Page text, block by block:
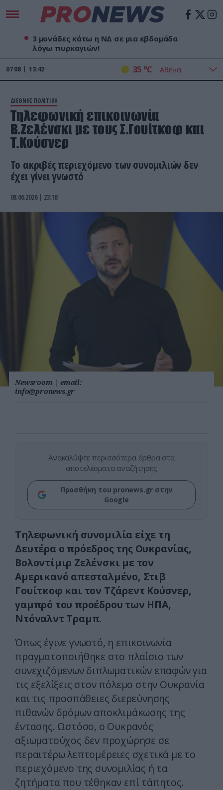
3 μονάδες κάτω η ΝΔ σε μια εβδομάδα
λόγω πυρκαγιών!
07 08 13:42 35 oC
ΔΙΕΘΝΗΣ ΠΟΛΙΤΙΚΗ
Τηλεφωνική επικοινωνία
Β.Ζελένσκι με τους Σ.Γουίτκοφ και
Τ.Κούσνερ
Το ακριβές περιεχόμενο των συνομιλιών δεν
έχει γίνει γνωστό
08.06.2026 | 23:18
Newsroom | email:
info@pronews.gr
Ανακαλύψτε περισσότερα άρθρα στα
αποτελέσματα αναζήτησης
Προσθήκη του pronews.gr στην
Google
Τηλεφωνική συνομιλία είχε τη
Δευτέρα ο πρόεδρος της Ουκρανίας,
Βολοντίμιρ Ζελένσκι με τον
Αμερικανό απεσταλμένο, Στιβ
Γουίτκοφ και τον Τζάρεντ Κούσνερ,
γαμπρό του προέδρου των ΗΠΑ,
Ντόναλντ Τραμπ.
Όπως έγινε γνωστό, η επικοινωνία
πραγματοποιήθηκε στο πλαίσιο των
συνεχιζόμενων διπλωματικών επαφών για
τις εξελίξεις στον πόλεμο στην Ουκρανία
και τις προσπάθειες διερεύνησης
πιθανών δρόμων αποκλιμάκωσης της
έντασης. Ωστόσο, ο Ουκρανός
αξιωματούχος δεν προχώρησε σε
περαιτέρω λεπτομέρειες σχετικά με το
περιεχόμενο της συνομιλίας ή τα
ζητήματα που τέθηκαν επί τάπητος.